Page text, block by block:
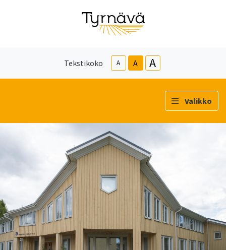
Tekstikoko A A A
Valikko